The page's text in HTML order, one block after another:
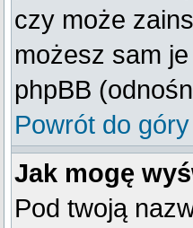
czy może
możesz sam
phpBB
Powrót do góry
Jak mogę
Pod twoją